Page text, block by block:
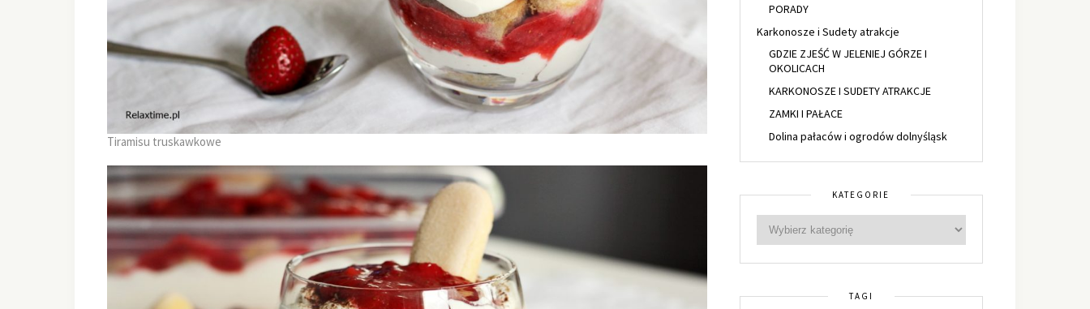
Tiramisu truskawkowe
PORADY
Karkonosze i Sudety atrakcje
GDZIE ZJEŚĆ W JELENIEJ GÓRZE I
OKOLICACH
KARKONOSZE I SUDETY ATRAKCJE
ZAMKI I PAŁACE
Dolina pałaców i ogrodów dolnyśląsk
KATEGORIE
TAGI